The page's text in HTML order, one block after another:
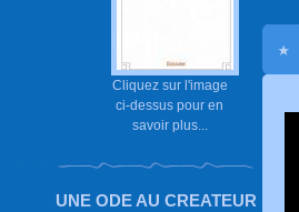
Cliquez sur l'image
ci-dessus pour en
savoir plus...
UNE ODE AU CREATEUR